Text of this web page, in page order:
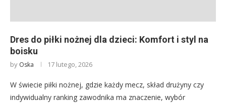
Dres do piłki nożnej dla dzieci: Komfort i styl na
boisku
by Oska 17 lutego, 2026
W świecie piłki nożnej, gdzie każdy mecz, skład drużyny czy
indywidualny ranking zawodnika ma znaczenie, wybór